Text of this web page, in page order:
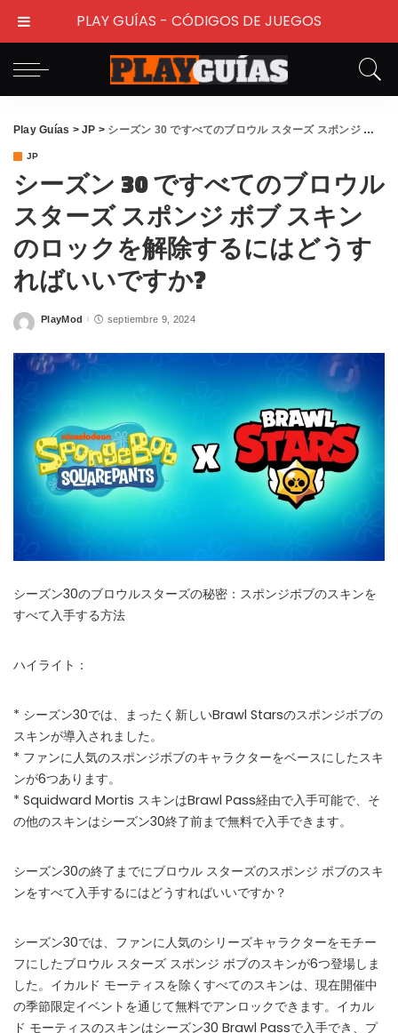
WHY JOIN THE CHANNEL?
💎100% FREE to join
No subscription, no credit card required — ever
⚡Tricks BEFORE website
Get exclusive codes and strategies before anyone else
Play Guías >JP > シーズン 30 ですべてのブロウル スターズ スポンジ ボブ スキンのロックを解除するにはどうすればいいですか?
JP
シーズン 30 ですべてのブロウル
スターズ スポンジ ボブ スキン
のロックを解除するにはどうす
ればいいですか?
Posted
PlayMod septiembre 9, 2024
シーズン30のブロウルスターズの秘密：スポンジボブのスキンを
すべて入手する方法
ハイライト：
* シーズン30では、まったく新しいBrawl Starsのスポンジボブの
スキンが導入されました。
* ファンに人気のスポンジボブのキャラクターをベースにしたスキ
ンが6つあります。
* Squidward Mortis スキンはBrawl Pass経由で入手可能で、そ
の他のスキンはシーズン30終了前まで無料で入手できます。
シーズン30の終了までにブロウル スターズのスポンジ ボブのスキ
ンをすべて入手するにはどうすればいいですか？
シーズン30では、ファンに人気のシリーズキャラクターをモチー
フにしたブロウル スターズ スポンジ ボブのスキンが6つ登場しま
した。イカルド モーティスを除くすべてのスキンは、現在開催中
の季節限定イベントを通じて無料でアンロックできます。イカル
ド モーティスのスキンはシーズン30 Brawl Passで入手でき、プ
PLAY GUÍAS - CÓDIGOS DE JUEGOS